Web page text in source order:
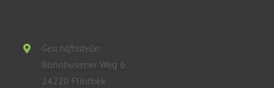
Geschäftsstelle:
Böhnhusener Weg 6
24220 Flintbek